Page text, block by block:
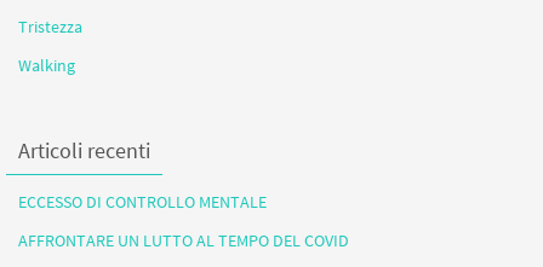
Tristezza
Walking
Articoli recenti
ECCESSO DI CONTROLLO MENTALE
AFFRONTARE UN LUTTO AL TEMPO DEL COVID